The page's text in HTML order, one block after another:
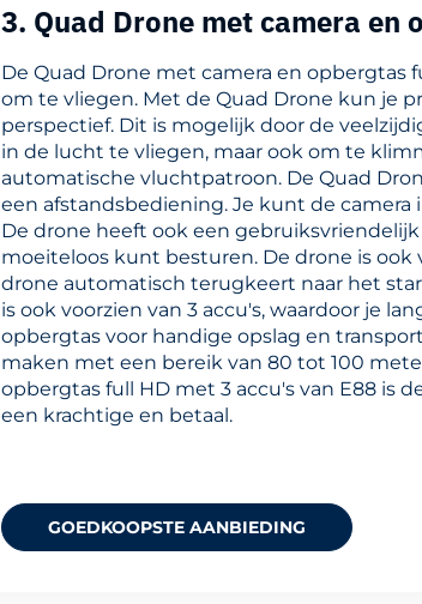
3. Quad Drone met camera en
De Quad Drone met camera en opbergtas
om te vliegen. Met de Quad Drone kun je
perspectief. Dit is mogelijk door de
in de lucht te vliegen, maar ook om te
automatische vluchtpatroon. De Quad
een afstandsbediening. Je kunt de
De drone heeft ook een
moeiteloos kunt besturen. De drone is ook
drone automatisch terugkeert naar het
is ook voorzien van 3 accu's, waardoor je
opbergtas voor handige opslag en
maken met een bereik van 80 tot 100
opbergtas full HD met 3 accu's van E88 is
een krachtige en betaal.
GOEDKOOPSTE AANBIEDING